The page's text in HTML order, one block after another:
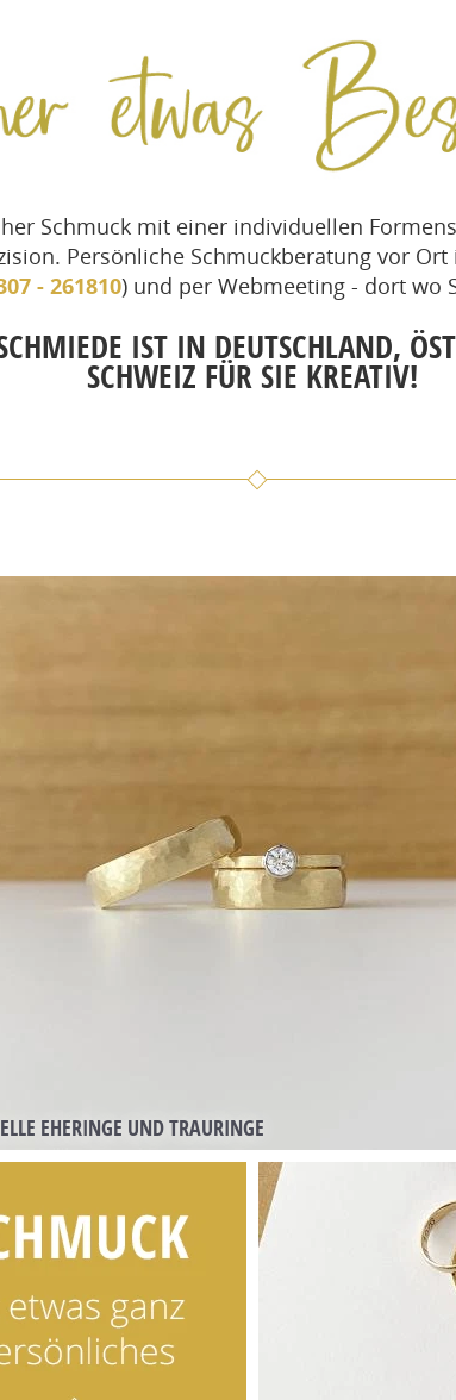
Schmuck mit einer individuellen
Persönliche Schmuckberatung vor
- 261810) und per Webmeeting - dort wo
IST IN DEUTSCHLAND,
SCHWEIZ FÜR SIE KREATIV!
EHERINGE UND TRAURINGE